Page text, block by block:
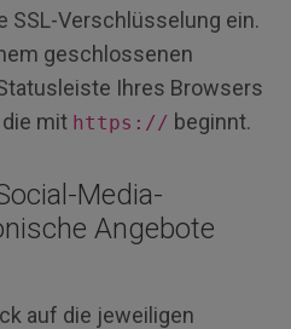
SSL-Verschlüsselung ein.
geschlossenen
Ihres Browsers
mit https:// beginnt.
Media-
Angebote
auf die jeweiligen